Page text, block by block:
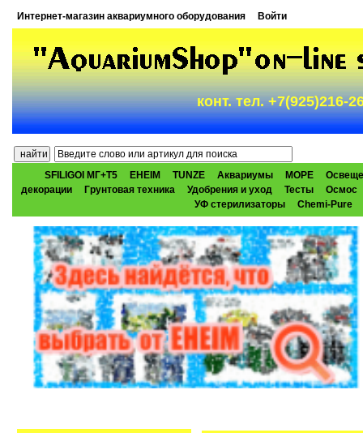
Интернет-магазин аквариумного оборудования Войти
конт. тел. +7(925)216-
SFILIGOI МГ+Т5 EHEIM TUNZE Аквариумы МОРЕ
декорации
Грунтовая техника Удобрения и уход Тесты
Осмос
УФ стерилизаторы
Chemi-Pure